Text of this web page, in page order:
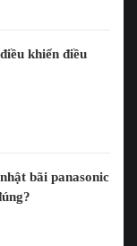
khiển điều
bãi panasonic